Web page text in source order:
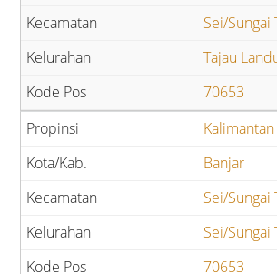
Sei/Sungai
Tajau
70653
Banjar
Sei/Sungai
Sei/Sungai
70653